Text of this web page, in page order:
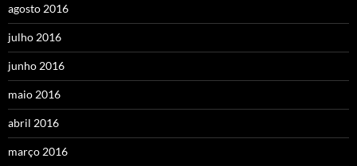
agosto 2016
julho 2016
junho 2016
maio 2016
abril 2016
março 2016